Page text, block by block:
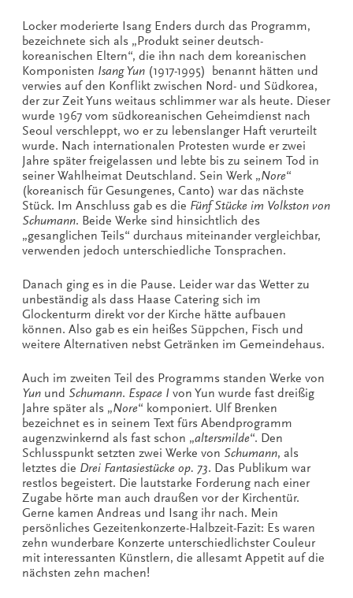
Locker moderierte Isang Enders durch das Programm,
bezeichnete sich als „Produkt seiner deutsch-
koreanischen Eltern“, die ihn nach dem koreanischen
Komponisten Isang Yun (1917-1995) benannt hätten und
verwies auf den Konflikt zwischen Nord- und Südkorea,
der zur Zeit Yuns weitaus schlimmer war als heute. Dieser
wurde 1967 vom südkoreanischen Geheimdienst nach
Seoul verschleppt, wo er zu lebenslanger Haft verurteilt
wurde. Nach internationalen Protesten wurde er zwei
Jahre später freigelassen und lebte bis zu seinem Tod in
seiner Wahlheimat Deutschland. Sein Werk „Nore“
(koreanisch für Gesungenes, Canto) war das nächste
Stück. Im Anschluss gab es die Fünf Stücke im Volkston von
Schumann. Beide Werke sind hinsichtlich des
„gesanglichen Teils“ durchaus miteinander vergleichbar,
verwenden jedoch unterschiedliche Tonsprachen.
Danach ging es in die Pause. Leider war das Wetter zu
unbeständig als dass Haase Catering sich im
Glockenturm direkt vor der Kirche hätte aufbauen
können. Also gab es ein heißes Süppchen, Fisch und
weitere Alternativen nebst Getränken im Gemeindehaus.
Auch im zweiten Teil des Programms standen Werke von
Yun und Schumann. Espace I von Yun wurde fast dreißig
Jahre später als „Nore“ komponiert. Ulf Brenken
bezeichnet es in seinem Text fürs Abendprogramm
augenzwinkernd als fast schon „altersmilde“. Den
Schlusspunkt setzten zwei Werke von Schumann, als
letztes die Drei Fantasiestücke op. 73. Das Publikum war
restlos begeistert. Die lautstarke Forderung nach einer
Zugabe hörte man auch draußen vor der Kirchentür.
Gerne kamen Andreas und Isang ihr nach. Mein
persönliches Gezeitenkonzerte-Halbzeit-Fazit: Es waren
zehn wunderbare Konzerte unterschiedlichster Couleur
mit interessanten Künstlern, die allesamt Appetit auf die
nächsten zehn machen!